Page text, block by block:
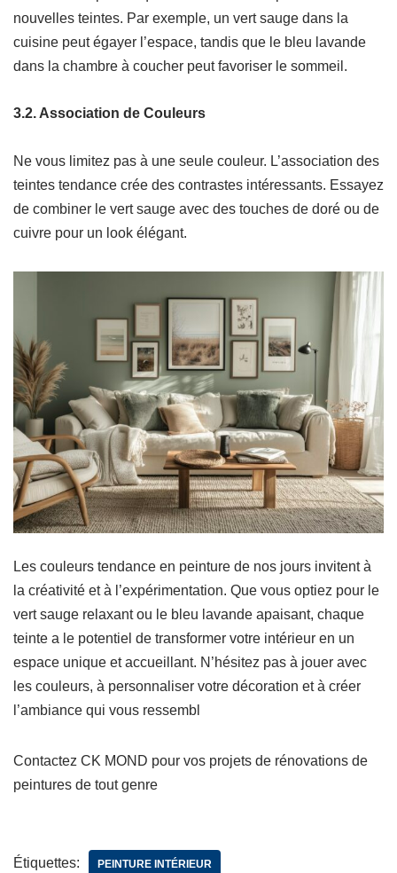
nouvelles teintes. Par exemple, un vert sauge dans la
cuisine peut égayer l’espace, tandis que le bleu lavande
dans la chambre à coucher peut favoriser le sommeil.
3.2. Association de Couleurs
Ne vous limitez pas à une seule couleur. L’association des
teintes tendance crée des contrastes intéressants. Essayez
de combiner le vert sauge avec des touches de doré ou de
cuivre pour un look élégant.
Les couleurs tendance en peinture de nos jours invitent à
la créativité et à l’expérimentation. Que vous optiez pour le
vert sauge relaxant ou le bleu lavande apaisant, chaque
teinte a le potentiel de transformer votre intérieur en un
espace unique et accueillant. N’hésitez pas à jouer avec
les couleurs, à personnaliser votre décoration et à créer
l’ambiance qui vous ressembl
Contactez CK MOND pour vos projets de rénovations de
peintures de tout genre
Étiquettes: PEINTURE INTÉRIEUR